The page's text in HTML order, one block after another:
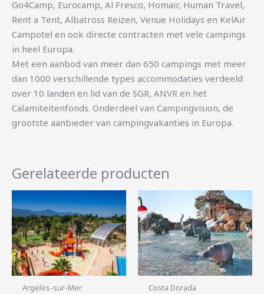
Go4Camp, Eurocamp, Al Fresco, Homair, Human Travel,
Rent a Tent, Albatross Reizen, Venue Holidays en KelAir
Campotel en ook directe contracten met vele campings
in heel Europa.
Met een aanbod van meer dan 650 campings met meer
dan 1000 verschillende types accommodaties verdeeld
over 10 landen en lid van de SGR, ANVR en het
Calamiteitenfonds. Onderdeel van Campingvision, de
grootste aanbieder van campingvakanties in Europa.
Gerelateerde producten
Argeles-sur-Mer Costa Dorada